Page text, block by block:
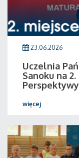
23.06.2026
Uczelnia
Sanoku na
więcej